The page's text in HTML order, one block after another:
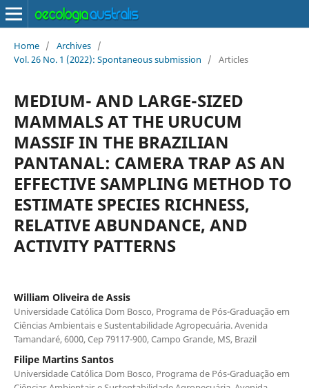
Home / Archives /
Vol. 26 No. 1 (2022): Spontaneous submission
/ Articles
MEDIUM- AND LARGE-SIZED
MAMMALS AT THE URUCUM
MASSIF IN THE BRAZILIAN
PANTANAL: CAMERA TRAP AS AN
EFFECTIVE SAMPLING METHOD TO
ESTIMATE SPECIES RICHNESS,
RELATIVE ABUNDANCE, AND
ACTIVITY PATTERNS
William Oliveira de Assis
Universidade Católica Dom Bosco, Programa de Pós-Graduação em
Ciências Ambientais e Sustentabilidade Agropecuária. Avenida
Tamandaré, 6000, Cep 79117-900, Campo Grande, MS, Brazil
Filipe Martins Santos
Universidade Católica Dom Bosco, Programa de Pós-Graduação em